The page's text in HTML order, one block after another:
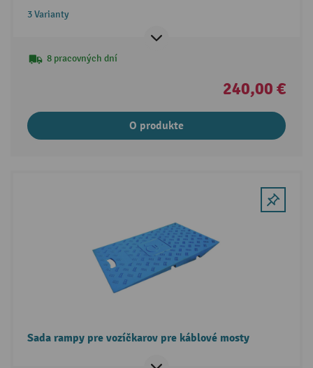
3 Varianty
8 pracovných dní
240,00 €
O produkte
Sada rampy pre vozíčkarov pre káblové mosty